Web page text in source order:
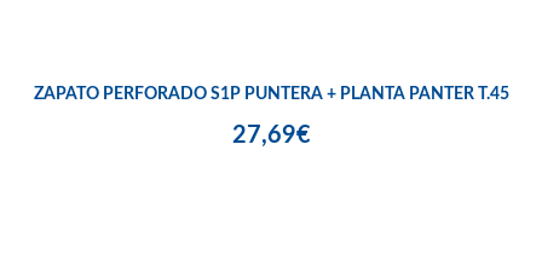
ZAPATO PERFORADO S1P PUNTERA + PLANTA PANTER T.45
27,69€